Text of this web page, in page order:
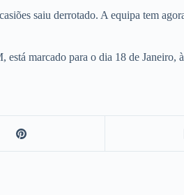
saiu derrotado. A equipa tem
marcado para o dia 18 de Janeiro,